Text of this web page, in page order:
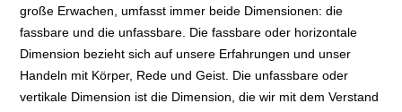
große Erwachen, umfasst immer beide Dimensionen: die
fassbare und die unfassbare. Die fassbare oder horizontale
Dimension bezieht sich auf unsere Erfahrungen und unser
Handeln mit Körper, Rede und Geist. Die unfassbare oder
vertikale Dimension ist die Dimension, die wir mit dem Verstand